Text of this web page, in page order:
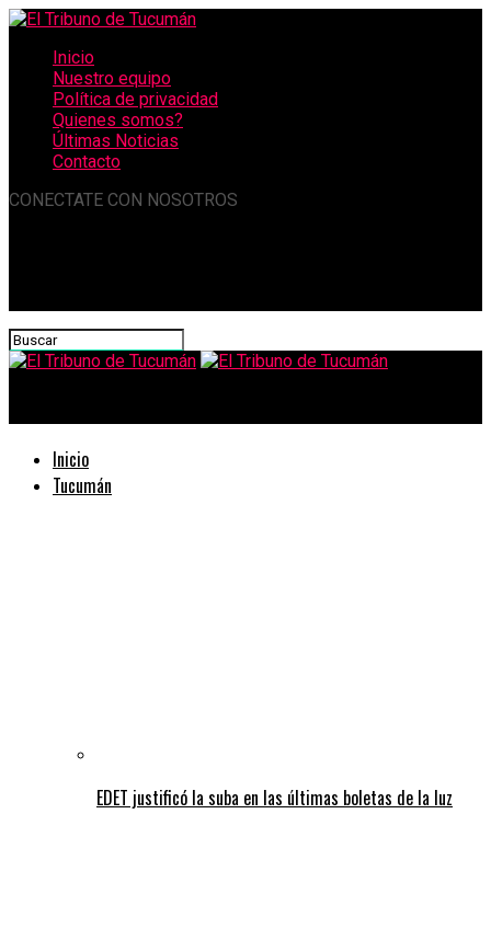
Inicio
Nuestro equipo
Política de privacidad
Quienes somos?
Últimas Noticias
Contacto
CONECTATE CON NOSOTROS
Inicio
Tucumán
EDET justificó la suba en las últimas boletas de la luz